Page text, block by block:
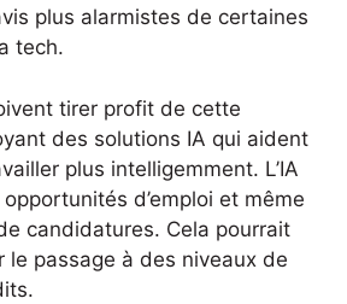
plus alarmistes de certaines
tech.
tirer profit de cette
des solutions IA qui aident
plus intelligemment. L’IA
d’emploi et même
candidatures. Cela pourrait
le passage à des niveaux de